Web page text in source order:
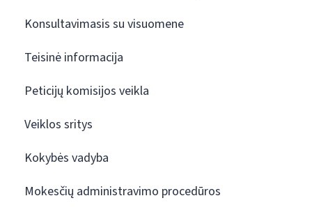
Konsultavimasis su visuomene
Teisinė informacija
Peticijų komisijos veikla
Veiklos sritys
Kokybės vadyba
Mokesčių administravimo procedūros